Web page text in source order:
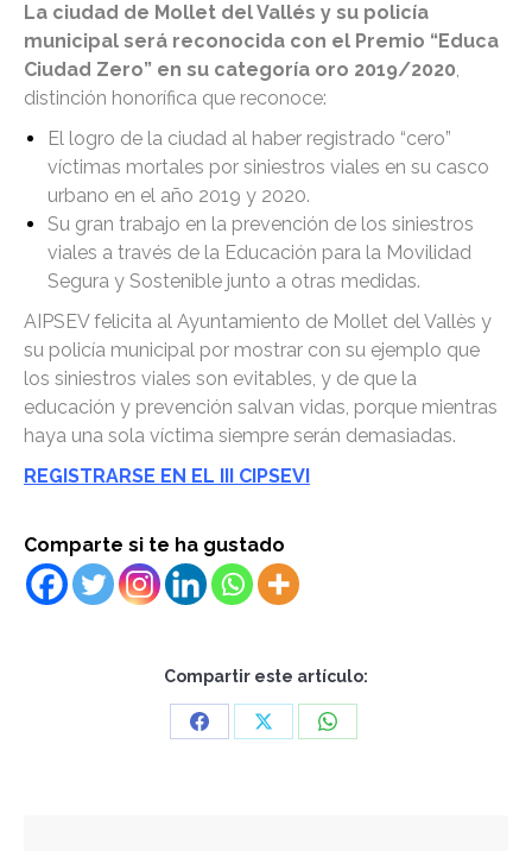
La ciudad de Mollet del Vallés y su policía
municipal será reconocida con el Premio “Educa
Ciudad Zero” en su categoría oro 2019/2020,
distinción honorífica que reconoce:
El logro de la ciudad al haber registrado “cero”
víctimas mortales por siniestros viales en su casco
urbano en el año 2019 y 2020.
Su gran trabajo en la prevención de los siniestros
viales a través de la Educación para la Movilidad
Segura y Sostenible junto a otras medidas.
AIPSEV felicita al Ayuntamiento de Mollet del Vallès y
su policía municipal por mostrar con su ejemplo que
los siniestros viales son evitables, y de que la
educación y prevención salvan vidas, porque mientras
haya una sola víctima siempre serán demasiadas.
REGISTRARSE EN EL III CIPSEVI
Comparte si te ha gustado
Compartir este artículo:
Share
Share
Share